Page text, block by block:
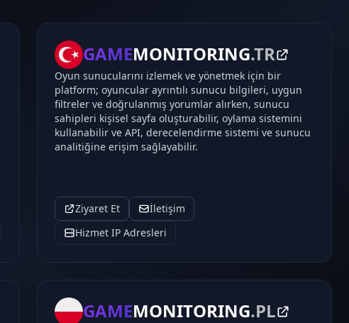
GAMEMONITORING.TR
Oyun sunucularını izlemek ve yönetmek için bir
platform; oyuncular ayrıntılı sunucu bilgileri, uygun
filtreler ve doğrulanmış yorumlar alırken, sunucu
sahipleri kişisel sayfa oluşturabilir, oylama sistemini
kullanabilir ve API, derecelendirme sistemi ve sunucu
analitiğine erişim sağlayabilir.
Ziyaret Et
İletişim
Hizmet IP Adresleri
GAMEMONITORING.PL